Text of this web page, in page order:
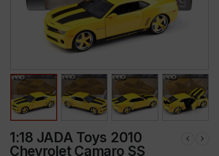
1:18 JADA Toys 2010
Chevrolet Camaro SS